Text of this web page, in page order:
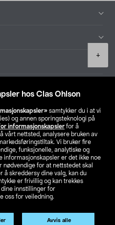
hos Clas Ohlson
samtykker du i at vi
og annen sporingsteknologi på
informasjonskapsler for å
vårt nettsted, analysere bruken av
Vi bruker fire
funksjonelle, analytiske og
informasjonskapsler er det ikke noe
nødvendige for at nettstedet skal
å skreddersy dine valg, kan du
er frivillig og kan trekkes
dine innstillinger for
oss for veiledning.
Avvis alle
+
din butikk
NO FI
Kjøpsvilkår For bedrifter